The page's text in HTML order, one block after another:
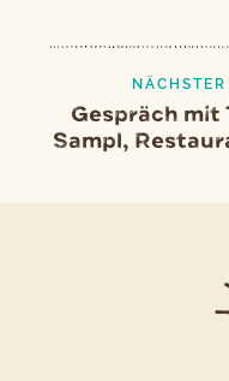
Gespräch mit
Sampl,